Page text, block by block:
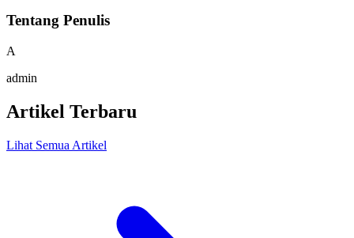
Tentang Penulis
A
admin
Artikel Terbaru
Lihat Semua Artikel